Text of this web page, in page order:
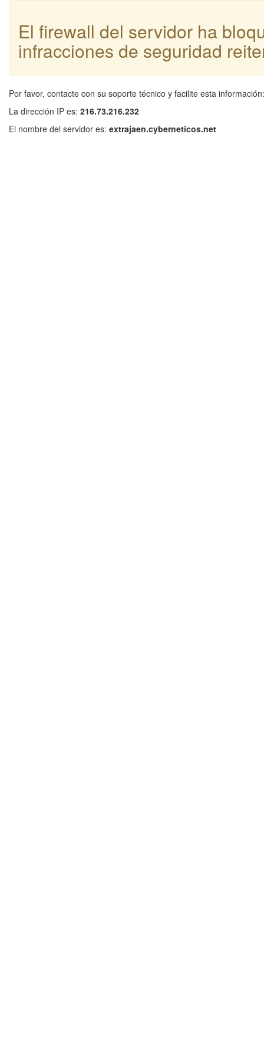
El firewall del servidor ha
infracciones de seguridad
Por favor, contacte con su soporte técnico y facilite esta información:
La dirección IP es: 216.73.216.232
El nombre del servidor es: extrajaen.cyberneticos.net